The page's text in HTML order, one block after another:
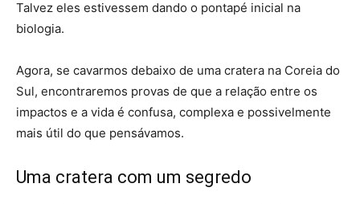
Talvez eles estivessem dando o pontapé inicial na
biologia.
Agora, se cavarmos debaixo de uma cratera na Coreia do
Sul, encontraremos provas de que a relação entre os
impactos e a vida é confusa, complexa e possivelmente
mais útil do que pensávamos.
Uma cratera com um segredo